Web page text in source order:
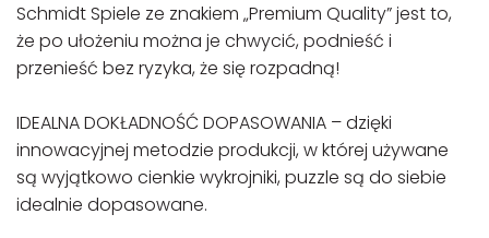
Schmidt Spiele ze znakiem „Premium Quality” jest to,
że po ułożeniu można je chwycić, podnieść i
przenieść bez ryzyka, że się rozpadną!
IDEALNA DOKŁADNOŚĆ DOPASOWANIA – dzięki
innowacyjnej metodzie produkcji, w której używane
są wyjątkowo cienkie wykrojniki, puzzle są do siebie
idealnie dopasowane.